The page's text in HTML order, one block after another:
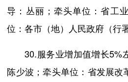
导：丛丽；牵头单位：省工
位：各市（地）人民政府（行
30.服务业增加值增长5%
陈少波；牵头单位：省发展改